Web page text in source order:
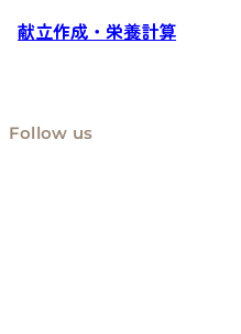
献立作成・栄養計算
Follow us